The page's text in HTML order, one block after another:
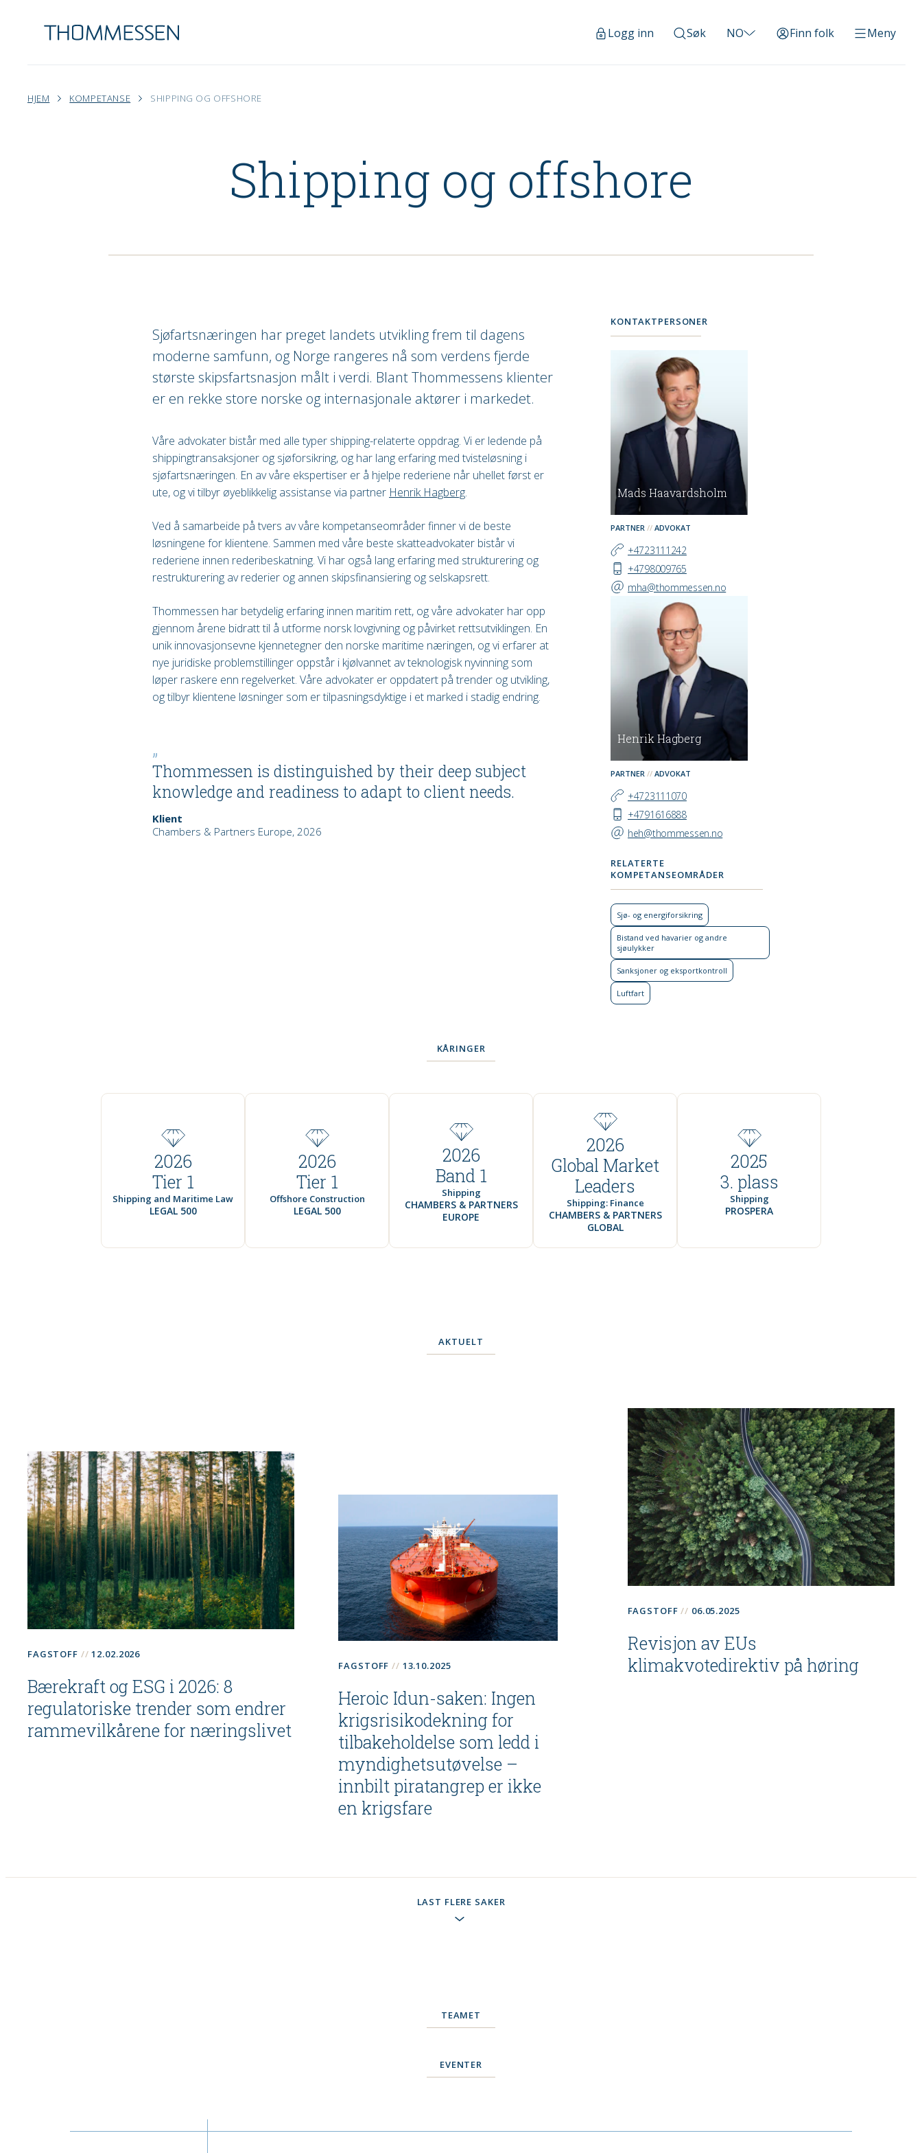
Logg inn Søk NO Finn folk Meny
HJEM KOMPETANSE SHIPPING OG OFFSHORE
Shipping og offshore
Sjøfartsnæringen har preget landets utvikling frem til dagens
moderne samfunn, og Norge rangeres nå som verdens fjerde
største skipsfartsnasjon målt i verdi. Blant Thommessens klienter
er en rekke store norske og internasjonale aktører i markedet.
Våre advokater bistår med alle typer shipping-relaterte oppdrag. Vi er ledende på
shippingtransaksjoner og sjøforsikring, og har lang erfaring med tvisteløsning i
sjøfartsnæringen. En av våre ekspertiser er å hjelpe rederiene når uhellet først er
ute, og vi tilbyr øyeblikkelig assistanse via partner Henrik Hagberg.
Ved å samarbeide på tvers av våre kompetanseområder finner vi de beste
løsningene for klientene. Sammen med våre beste skatteadvokater bistår vi
rederiene innen rederibeskatning. Vi har også lang erfaring med strukturering og
restrukturering av rederier og annen skipsfinansiering og selskapsrett.
Thommessen har betydelig erfaring innen maritim rett, og våre advokater har opp
gjennom årene bidratt til å utforme norsk lovgivning og påvirket rettsutviklingen. En
unik innovasjonsevne kjennetegner den norske maritime næringen, og vi erfarer at
nye juridiske problemstillinger oppstår i kjølvannet av teknologisk nyvinning som
løper raskere enn regelverket. Våre advokater er oppdatert på trender og utvikling,
og tilbyr klientene løsninger som er tilpasningsdyktige i et marked i stadig endring.
Thommessen is distinguished by their deep subject
knowledge and readiness to adapt to client needs.
Klient
Chambers & Partners Europe, 2026
KONTAKTPERSONER
Mads Haavardsholm
PARTNER ADVOKAT
+4723111242
+4798009765
mha@thommessen.no
Henrik Hagberg
PARTNER ADVOKAT
+4723111070
+4791616888
heh@thommessen.no
RELATERTE
KOMPETANSEOMRÅDER
Sjø- og energiforsikring
Bistand ved havarier og andre
sjøulykker
Sank­sjoner og eksport­kontroll
Luftfart
KÅRINGER
2026
Tier 1
Shipping and Maritime Law
LEGAL 500
2026
Tier 1
Offshore Construction
LEGAL 500
2026
Band 1
Shipping
CHAMBERS & PARTNERS
EUROPE
2026
Global Market
Leaders
Shipping: Finance
CHAMBERS & PARTNERS
GLOBAL
2025
3. plass
Shipping
PROSPERA
AKTUELT
FAGSTOFF 12.02.2026
Bærekraft og ESG i 2026: 8
regulatoriske trender som endrer
rammevilkårene for næringslivet
FAGSTOFF 13.10.2025
Heroic Idun-saken: Ingen
krigsrisikodekning for
tilbakeholdelse som ledd i
myndighetsutøvelse –
innbilt piratangrep er ikke
en krigsfare
FAGSTOFF 06.05.2025
Revisjon av EUs
klimakvotedirektiv på høring
LAST FLERE SAKER
TEAMET
EVENTER